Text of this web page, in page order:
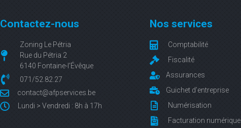
Contactez-nous
Zoning Le Pétria
Rue du Pétria 2
6140 Fontaine-l'Évêque
071/52.82.27
contact@afpservices.be
Lundi > Vendredi : 8h à 17h
Nos services
Comptabilité
Fiscalité
Assurances
Guichet d’entreprise
Numérisation
Facturation numérique